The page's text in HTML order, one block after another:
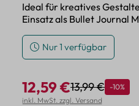
Ideal für kreatives
Einsatz als Bullet Journal
Nur 1 verfügbar
Verkaufspreis:
12,59 €Regulärer
13,99 € Rabatt
-10%
inkl. MwSt. zzgl. Versand